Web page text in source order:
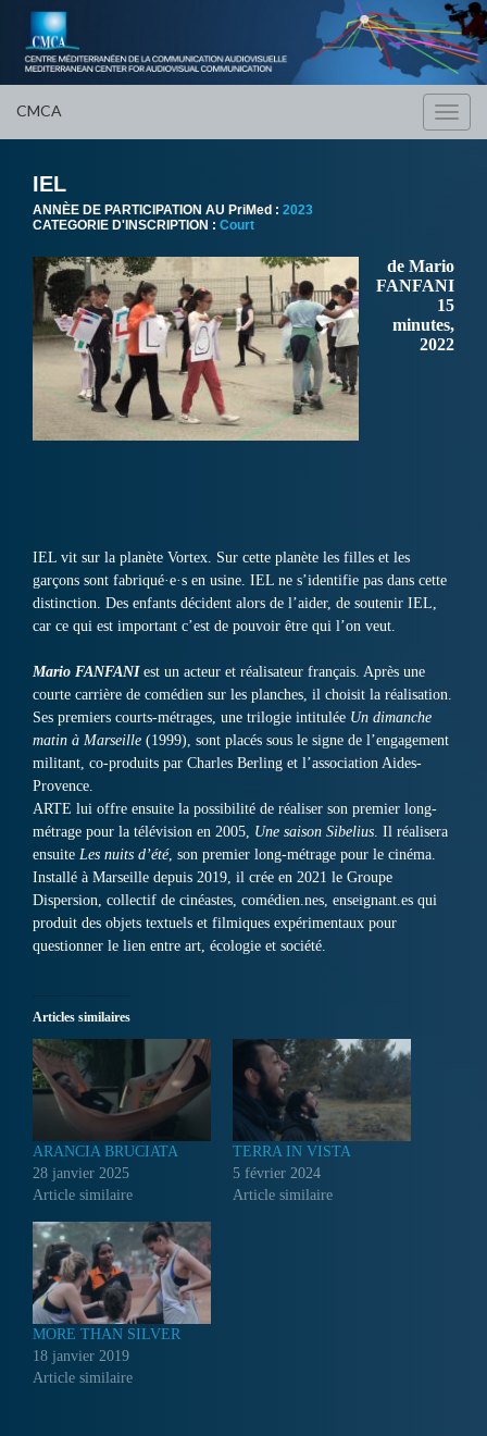
CMCA
IEL
ANNÈE DE PARTICIPATION AU PriMed : 2023
CATEGORIE D'INSCRIPTION : Court
de Mario
FANFANI
15
minutes,
2022
IEL vit sur la planète Vortex. Sur cette planète les filles et les
garçons sont fabriqué·e·s en usine. IEL ne s’identifie pas dans cette
distinction. Des enfants décident alors de l’aider, de soutenir IEL,
car ce qui est important c’est de pouvoir être qui l’on veut.
Mario FANFANIest un acteur et réalisateur français. Après une
courte carrière de comédien sur les planches, il choisit la réalisation.
Ses premiers courts-métrages, une trilogie intitulée Un dimanche
matin à Marseille (1999), sont placés sous le signe de l’engagement
militant, co-produits par Charles Berling et l’association Aides-
Provence.
ARTE lui offre ensuite la possibilité de réaliser son premier long-
métrage pour la télévision en 2005, Une saison Sibelius. Il réalisera
ensuite Les nuits d’été, son premier long-métrage pour le cinéma.
Installé à Marseille depuis 2019, il crée en 2021 le Groupe
Dispersion, collectif de cinéastes, comédien.nes, enseignant.es qui
produit des objets textuels et filmiques expérimentaux pour
questionner le lien entre art, écologie et société.
Articles similaires
ARANCIA BRUCIATA
28 janvier 2025
Article similaire
TERRA IN VISTA
5 février 2024
Article similaire
MORE THAN SILVER
18 janvier 2019
Article similaire